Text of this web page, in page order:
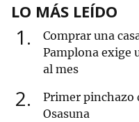
LO MÁS LEÍDO
1
Comprar una
Pamplona exige
al mes
2
Primer pinchazo
Osasuna